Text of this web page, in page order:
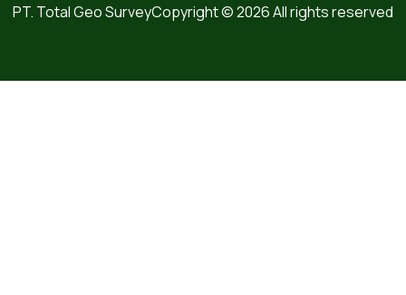
PT. Total Geo SurveyCopyright © 2026 All rights reserved